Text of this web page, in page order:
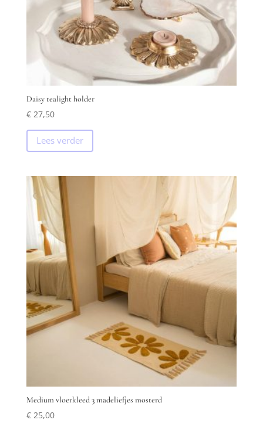
Daisy tealight holder
€27,50
Lees verder
Medium vloerkleed 3 madeliefjes mosterd
€25,00